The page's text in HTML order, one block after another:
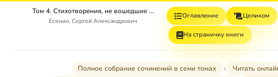
Том 4. Стихотворения, не вошедшие в Собрание сочинений
Есенин, Сергей Александрович
Оглавление Целиком
На страничку книги
Полное собрание сочинений в семи томах Читать